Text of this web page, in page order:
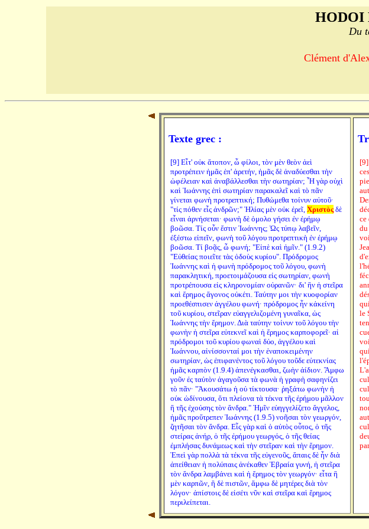
HODOI
Du
Clément
Texte grec :
[9] Εἶτ' οὐκ ἄτοπον, ὦ φίλοι, τὸν μὲν θεὸν ἀεὶ
προτρέπειν ἡμᾶς ἐπ' ἀρετήν, ἡμᾶς δὲ ἀναδύεσθαι τὴν
ὠφέλειαν καὶ ἀναβάλλεσθαι τὴν σωτηρίαν; Ἦ γὰρ οὐχὶ
καὶ Ἰωάννης ἐπὶ σωτηρίαν παρακαλεῖ καὶ τὸ πᾶν
γίνεται φωνὴ προτρεπτική; Πυθώμεθα τοίνυν αὐτοῦ·
"τίς πόθεν εἶς ἀνδρῶν;" Ἠλίας μὲν οὐκ ἐρεῖ, Χριστὸςδὲ
εἶναι ἀρνήσεται· φωνὴ δὲ ὁμολο γήσει ἐν ἐρήμῳ
βοῶσα. Τίς οὖν ἔστιν Ἰωάννης; Ὡς τύπῳ λαβεῖν,
ἐξέστω εἰπεῖν, φωνὴ τοῦ λόγου προτρεπτικὴ ἐν ἐρήμῳ
βοῶσα. Τί βοᾷς, ὦ φωνή; "Εἰπὲ καὶ ἡμῖν." (1.9.2)
"Εὐθείας ποιεῖτε τὰς ὁδοὺς κυρίου". Πρόδρομος
Ἰωάννης καὶ ἡ φωνὴ πρόδρομος τοῦ λόγου, φωνὴ
παρακλητική, προετοιμάζουσα εἰς σωτηρίαν, φωνὴ
προτρέπουσα εἰς κληρονομίαν οὐρανῶν· δι' ἣν ἡ στεῖρα
καὶ ἔρημος ἄγονος οὐκέτι. Ταύτην μοι τὴν κυοφορίαν
προεθέσπισεν ἀγγέλου φωνή· πρόδρομος ἦν κἀκείνη
τοῦ κυρίου, στεῖραν εὐαγγελιζομένη γυναῖκα, ὡς
Ἰωάννης τὴν ἔρημον. Διὰ ταύτην τοίνυν τοῦ λόγου τὴν
φωνὴν ἡ στεῖρα εὐτεκνεῖ καὶ ἡ ἔρημος καρποφορεῖ· αἱ
πρόδρομοι τοῦ κυρίου φωναὶ δύο, ἀγγέλου καὶ
Ἰωάννου, αἰνίσσονταί μοι τὴν ἐναποκειμένην
σωτηρίαν, ὡς ἐπιφανέντος τοῦ λόγου τοῦδε εὐτεκνίας
ἡμᾶς καρπὸν (1.9.4) ἀπενέγκασθαι, ζωὴν ἀίδιον. Ἄμφω
γοῦν ἐς ταὐτὸν ἀγαγοῦσα τὰ φωνὰ ἡ γραφὴ σαφηνίζει
τὸ πᾶν· "Ἀκουσάτω ἡ οὐ τίκτουσα· ῥηξάτω φωνὴν ἡ
οὐκ ὠδίνουσα, ὅτι πλείονα τὰ τέκνα τῆς ἐρήμου μᾶλλον
ἢ τῆς ἐχούσης τὸν ἄνδρα." Ἡμῖν εὐηγγελίζετο ἄγγελος,
ἡμᾶς προὔτρεπεν Ἰωάννης (1.9.5) νοῆσαι τὸν γεωργόν,
ζητῆσαι τὸν ἄνδρα. Εἷς γὰρ καὶ ὁ αὐτὸς οὗτος, ὁ τῆς
στείρας ἀνήρ, ὁ τῆς ἐρήμου γεωργός, ὁ τῆς θείας
ἐμπλήσας δυνάμεως καὶ τὴν στεῖραν καὶ τὴν ἔρημον.
Ἐπεὶ γὰρ πολλὰ τὰ τέκνα τῆς εὐγενοῦς, ἄπαις δὲ ἦν διὰ
ἀπείθειαν ἡ πολύπαις ἀνέκαθεν Ἑβραία γυνή, ἡ στεῖρα
τὸν ἄνδρα λαμβάνει καὶ ἡ ἔρημος τὸν γεωργόν· εἶτα ἣ
μὲν καρπῶν, ἣ δὲ πιστῶν, ἄμφω δὲ μητέρες διὰ τὸν
λόγον· ἀπίστοις δὲ εἰσέτι νῦν καὶ στεῖρα καὶ ἔρημος
περιλείπεται.
ce
du
le